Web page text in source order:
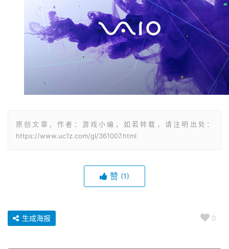
原创文章，作者：游戏小编，如若转载，请注明出处：
https://www.uc1z.com/gl/361007.html
赞 (1)
0
生成海报